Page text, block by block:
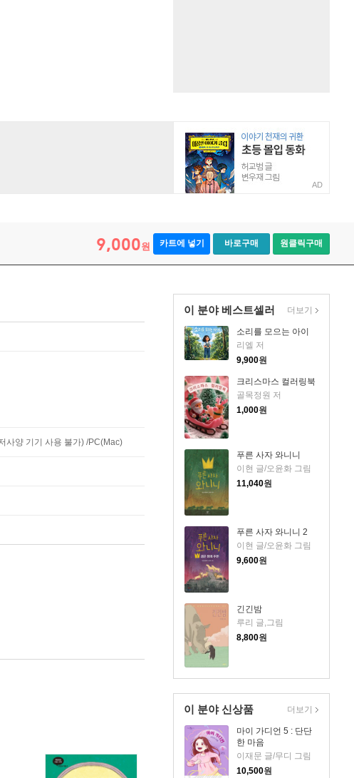
AD
9,000원 카트에 넣기 바로구매 원클릭구매
이 분야 베스트셀러
소리를 모으는 아이
리엘 저
9,900원
크리스마스 컬러링북
골목정원 저
1,000원
푸른 사자 와니니
이현 글/오윤화 그림
11,040원
푸른 사자 와니니 2
이현 글/오윤화 그림
9,600원
긴긴밤
루리 글,그림
8,800원
더보기
이 분야 신상품
마이 가디언 5 : 단단
한 마음
이재문 글/무디 그림
10,500원
더보기
사양 기기 사용 불가) /PC(Mac)